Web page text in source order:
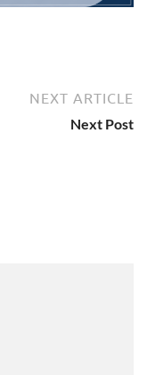
NEXT ARTICLE
Next Post